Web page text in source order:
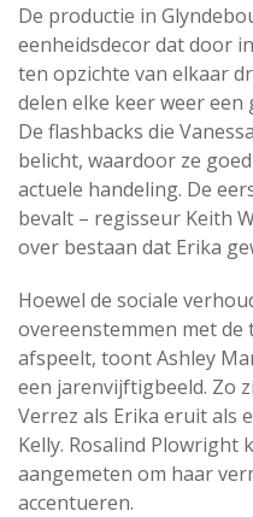
De productie in
eenheidsdecor dat door
ten opzichte van elkaar
delen elke keer weer
De flashbacks die
belicht, waardoor ze
actuele handeling. De
bevalt – regisseur Keith
over bestaan dat Erika
Hoewel de sociale
overeenstemmen met de
afspeelt, toont Ashley
een jarenvijftigbeeld. Zo
Verrez als Erika eruit als
Kelly. Rosalind
aangemeten om haar
accentueren.